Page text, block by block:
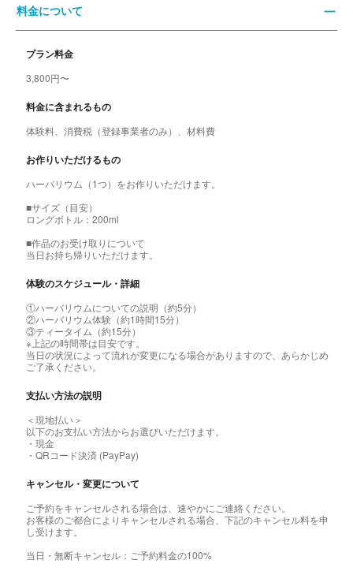
料金について
プラン料金
3,800円〜
料金に含まれるもの
体験料、消費税（登録事業者のみ）、材料費
お作りいただけるもの
ハーバリウム（1つ）をお作りいただけます。
■サイズ（目安）
ロングボトル：200ml
■作品のお受け取りについて
当日お持ち帰りいただけます。
体験のスケジュール・詳細
①ハーバリウムについての説明（約5分）
②ハーバリウム体験（約1時間15分）
③ティータイム（約15分）
※上記の時間帯は目安です。
当日の状況によって流れが変更になる場合がありますので、あらかじめ
ご了承ください。
支払い方法の説明
＜現地払い＞
以下のお支払い方法からお選びいただけます。
・現金
・QRコード決済 (PayPay)
キャンセル・変更について
ご予約をキャンセルされる場合は、速やかにご連絡ください。
お客様のご都合によりキャンセルされる場合、下記のキャンセル料を申
し受けます。
当日・無断キャンセル：ご予約料金の100%